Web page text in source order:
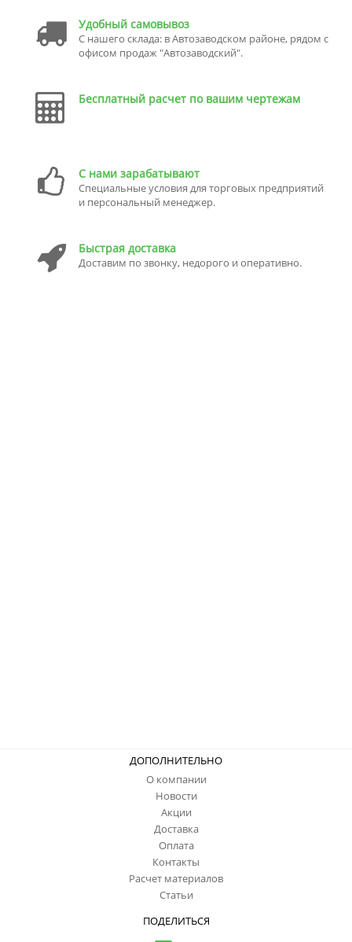
Удобный самовывоз
С нашего склада: в Автозаводском районе, рядом с
офисом продаж "Автозаводский".
Бесплатный расчет по вашим чертежам
С нами зарабатывают
Специальные условия для торговых предприятий
и персональный менеджер.
Быстрая доставка
Доставим по звонку, недорого и оперативно.
ДОПОЛНИТЕЛЬНО
О компании
Новости
Акции
Доставка
Оплата
Контакты
Расчет материалов
Статьи
ПОДЕЛИТЬСЯ